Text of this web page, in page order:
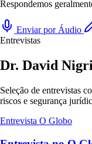
Respondemos
Enviar por Áudio
Entrevistas
Dr. David
Seleção de entrevistas
riscos e segurança
Entrevista O Globo